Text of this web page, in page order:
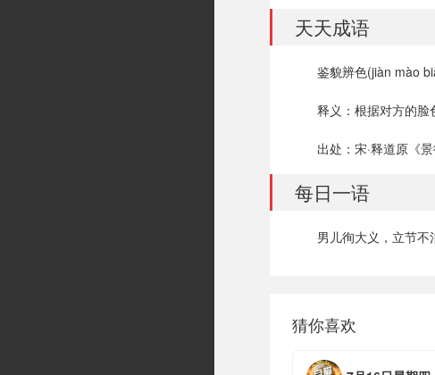
天天成语
鉴貌辨色(jiàn mào
释义：根据对方的脸
出处：宋·释道原《
每日一语
男儿徇大义，立节
猜你喜欢